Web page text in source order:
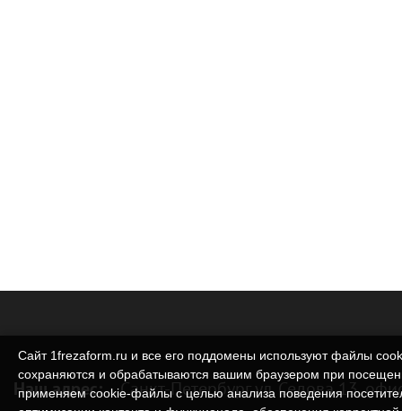
Наш адрес: Санкт-Петербург ул. Седова 13,
Сайт 1frezaform.ru и все его поддомены используют файлы
сохраняются и обрабатываются вашим браузером при
применяем cookie‑файлы с целью анализа поведения